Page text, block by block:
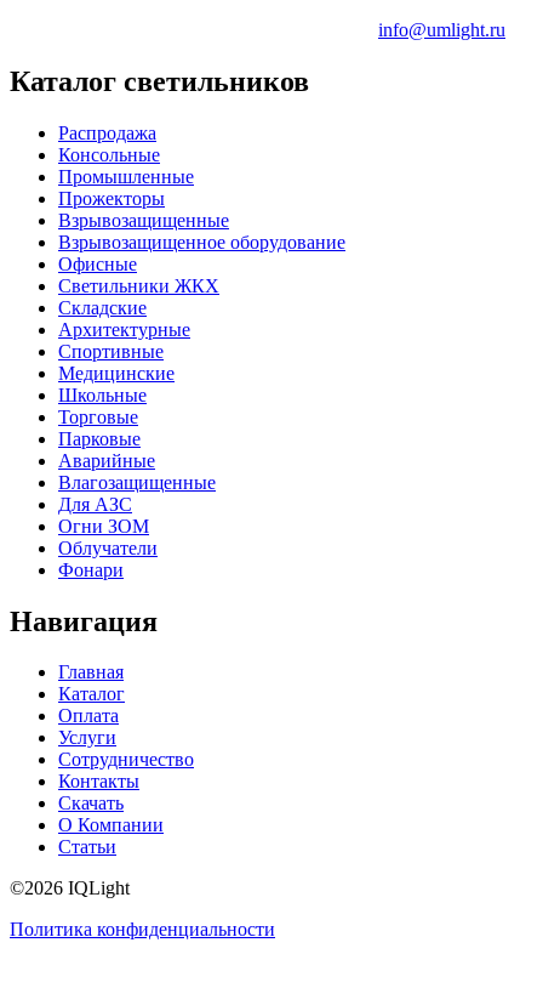
info@umlight.ru
Каталог светильников
Распродажа
Консольные
Промышленные
Прожекторы
Взрывозащищенные
Взрывозащищенное оборудование
Офисные
Cветильники ЖКХ
Складские
Архитектурные
Спортивные
Медицинские
Школьные
Торговые
Парковые
Аварийные
Влагозащищенные
Для АЗС
Огни ЗОМ
Облучатели
Фонари
Навигация
Главная
Каталог
Оплата
Услуги
Сотрудничество
Контакты
Скачать
О Компании
Статьи
©2026 IQLight
Политика конфиденциальности